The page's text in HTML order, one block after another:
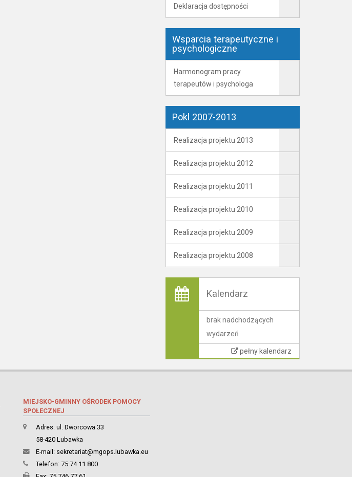
Deklaracja dostępności
Wsparcia terapeutyczne i
psychologiczne
Harmonogram pracy
terapeutów i psychologa
Pokl 2007-2013
Realizacja projektu 2013
Realizacja projektu 2012
Realizacja projektu 2011
Realizacja projektu 2010
Realizacja projektu 2009
Realizacja projektu 2008
Kalendarz
brak nadchodzących
wydarzeń
pełny kalendarz
MIEJSKO-GMINNY OŚRODEK POMOCY
SPOŁECZNEJ
Adres: ul. Dworcowa 33
58-420 Lubawka
E-mail: sekretariat@mgops.lubawka.eu
Telefon: 75 74 11 800